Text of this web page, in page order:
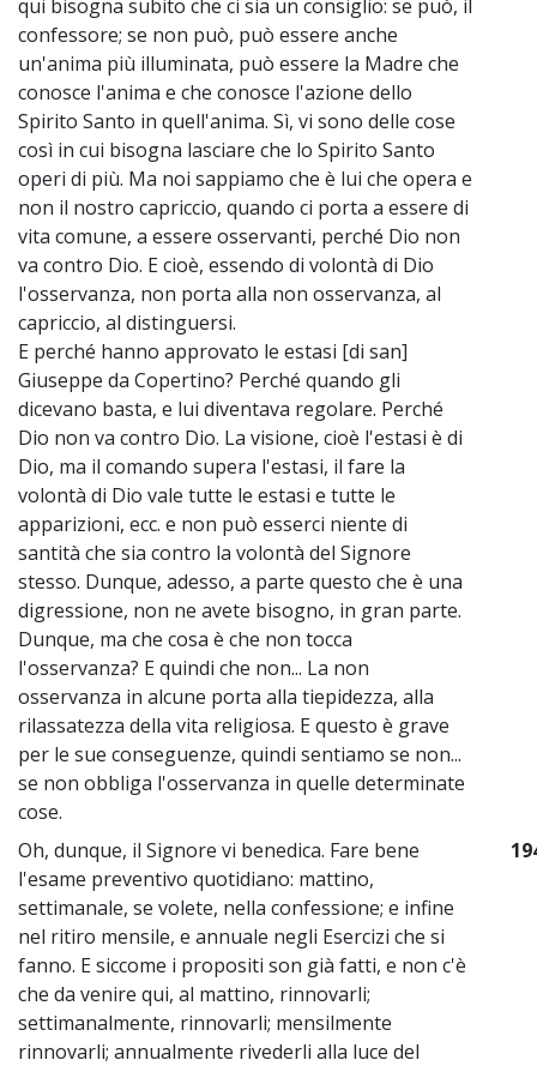
qui bisogna subito che ci sia un consiglio: se può, il
confessore; se non può, può essere anche
un'anima più illuminata, può essere la Madre che
conosce l'anima e che conosce l'azione dello
Spirito Santo in quell'anima. Sì, vi sono delle cose
così in cui bisogna lasciare che lo Spirito Santo
operi di più. Ma noi sappiamo che è lui che opera e
non il nostro capriccio, quando ci porta a essere di
vita comune, a essere osservanti, perché Dio non
va contro Dio. E cioè, essendo di volontà di Dio
l'osservanza, non porta alla non osservanza, al
capriccio, al distinguersi.
E perché hanno approvato le estasi [di san]
Giuseppe da Copertino? Perché quando gli
dicevano basta, e lui diventava regolare. Perché
Dio non va contro Dio. La visione, cioè l'estasi è di
Dio, ma il comando supera l'estasi, il fare la
volontà di Dio vale tutte le estasi e tutte le
apparizioni, ecc. e non può esserci niente di
santità che sia contro la volontà del Signore
stesso. Dunque, adesso, a parte questo che è una
digressione, non ne avete bisogno, in gran parte.
Dunque, ma che cosa è che non tocca
l'osservanza? E quindi che non... La non
osservanza in alcune porta alla tiepidezza, alla
rilassatezza della vita religiosa. E questo è grave
per le sue conseguenze, quindi sentiamo se non...
se non obbliga l'osservanza in quelle determinate
cose.
Oh, dunque, il Signore vi benedica. Fare bene
l'esame preventivo quotidiano: mattino,
settimanale, se volete, nella confessione; e infine
nel ritiro mensile, e annuale negli Esercizi che si
fanno. E siccome i propositi son già fatti, e non c'è
che da venire qui, al mattino, rinnovarli;
settimanalmente, rinnovarli; mensilmente
rinnovarli; annualmente rivederli alla luce del